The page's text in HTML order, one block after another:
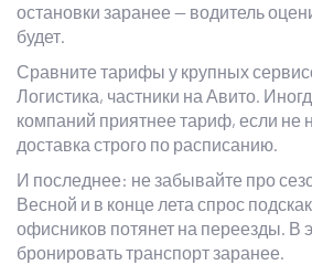
остановки заранее — водитель
будет.
Сравните тарифы у крупных
Логистика, частники на Авито.
компаний приятнее тариф, если не
доставка строго по расписанию.
И последнее: не забывайте про
Весной и в конце лета спрос
офисников потянет на переезды. В
бронировать транспорт заранее.